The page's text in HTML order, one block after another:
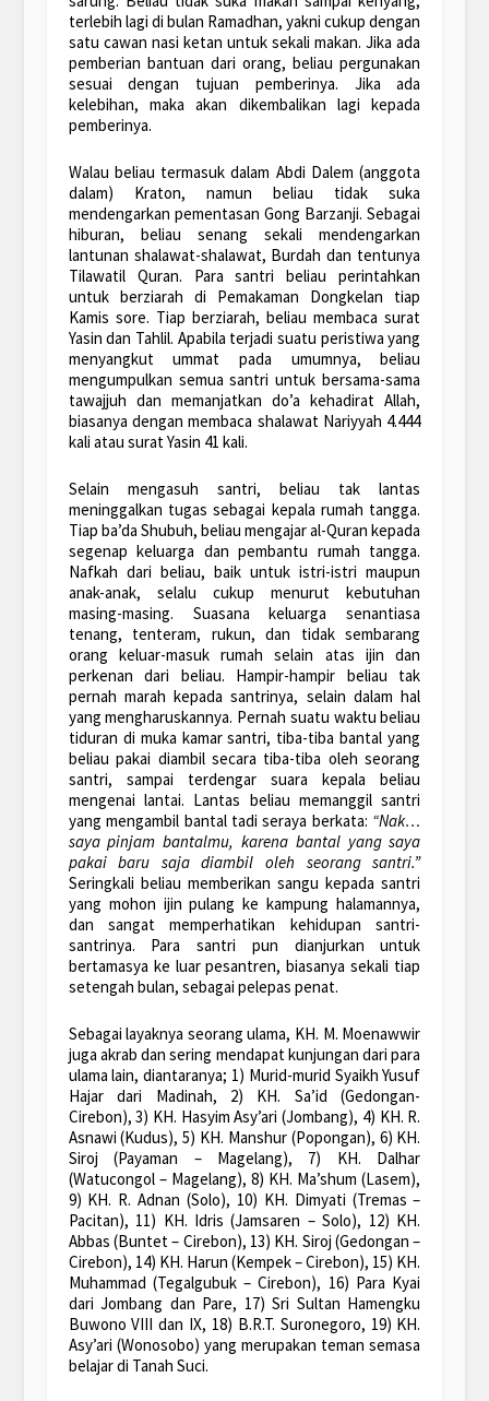
terlebih lagi di bulan Ramadhan, yakni cukup dengan
satu cawan nasi ketan untuk sekali makan. Jika ada
pemberian bantuan dari orang, beliau pergunakan
sesuai dengan tujuan pemberinya. Jika ada
kelebihan, maka akan dikembalikan lagi kepada
pemberinya.
Walau beliau termasuk dalam Abdi Dalem (anggota
dalam) Kraton, namun beliau tidak suka
mendengarkan pementasan Gong Barzanji. Sebagai
hiburan, beliau senang sekali mendengarkan
lantunan shalawat-shalawat, Burdah dan tentunya
Tilawatil Quran. Para santri beliau perintahkan
untuk berziarah di Pemakaman Dongkelan tiap
Kamis sore. Tiap berziarah, beliau membaca surat
Yasin dan Tahlil. Apabila terjadi suatu peristiwa yang
menyangkut ummat pada umumnya, beliau
mengumpulkan semua santri untuk bersama-sama
tawajjuh dan memanjatkan do’a kehadirat Allah,
biasanya dengan membaca shalawat Nariyyah 4.444
kali atau surat Yasin 41 kali.
Selain mengasuh santri, beliau tak lantas
meninggalkan tugas sebagai kepala rumah tangga.
Tiap ba’da Shubuh, beliau mengajar al-Quran kepada
segenap keluarga dan pembantu rumah tangga.
Nafkah dari beliau, baik untuk istri-istri maupun
anak-anak, selalu cukup menurut kebutuhan
masing-masing. Suasana keluarga senantiasa
tenang, tenteram, rukun, dan tidak sembarang
orang keluar-masuk rumah selain atas ijin dan
perkenan dari beliau. Hampir-hampir beliau tak
pernah marah kepada santrinya, selain dalam hal
yang mengharuskannya. Pernah suatu waktu beliau
tiduran di muka kamar santri, tiba-tiba bantal yang
beliau pakai diambil secara tiba-tiba oleh seorang
santri, sampai terdengar suara kepala beliau
mengenai lantai. Lantas beliau memanggil santri
yang mengambil bantal tadi seraya berkata: “Nak…
saya pinjam bantalmu, karena bantal yang saya
pakai baru saja diambil oleh seorang santri.”
Seringkali beliau memberikan sangu kepada santri
yang mohon ijin pulang ke kampung halamannya,
dan sangat memperhatikan kehidupan santri-
santrinya. Para santri pun dianjurkan untuk
bertamasya ke luar pesantren, biasanya sekali tiap
setengah bulan, sebagai pelepas penat.
Sebagai layaknya seorang ulama, KH. M. Moenawwir
juga akrab dan sering mendapat kunjungan dari para
ulama lain, diantaranya; 1) Murid-murid Syaikh Yusuf
Hajar dari Madinah, 2) KH. Sa’id (Gedongan-
Cirebon), 3) KH. Hasyim Asy’ari (Jombang), 4) KH. R.
Asnawi (Kudus), 5) KH. Manshur (Popongan), 6) KH.
Siroj (Payaman – Magelang), 7) KH. Dalhar
(Watucongol – Magelang), 8) KH. Ma’shum (Lasem),
9) KH. R. Adnan (Solo), 10) KH. Dimyati (Tremas –
Pacitan), 11) KH. Idris (Jamsaren – Solo), 12) KH.
Abbas (Buntet – Cirebon), 13) KH. Siroj (Gedongan –
Cirebon), 14) KH. Harun (Kempek – Cirebon), 15) KH.
Muhammad (Tegalgubuk – Cirebon), 16) Para Kyai
dari Jombang dan Pare, 17) Sri Sultan Hamengku
Buwono VIII dan IX, 18) B.R.T. Suronegoro, 19) KH.
Asy’ari (Wonosobo) yang merupakan teman semasa
belajar di Tanah Suci.